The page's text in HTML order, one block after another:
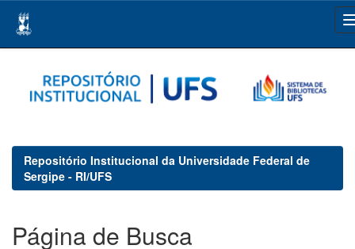
navigation
Repositório Institucional da Universidade Federal de
Sergipe - RI/UFS
Página de Busca